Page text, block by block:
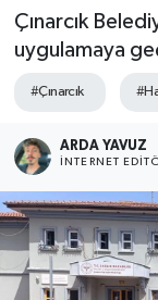
Çınarcık
uygulamaya
#Çınarcık
ARDA YAVUZ
İNTERNET
SAĞLIK
SPOR
ULUSAL
RESMİ
Haber Arşivi